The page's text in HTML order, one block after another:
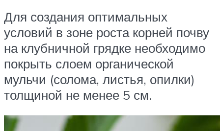
Для создания оптимальных
условий в зоне роста корней почву
на клубничной грядке необходимо
покрыть слоем органической
мульчи (солома, листья, опилки)
толщиной не менее 5 см.